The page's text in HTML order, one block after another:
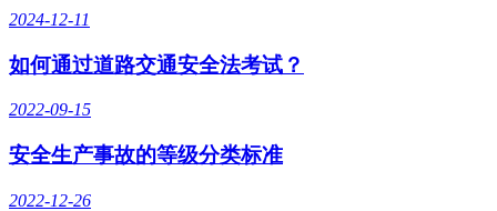
2024-12-11
如何通过道路交通安全法考试？
2022-09-15
安全生产事故的等级分类标准
2022-12-26